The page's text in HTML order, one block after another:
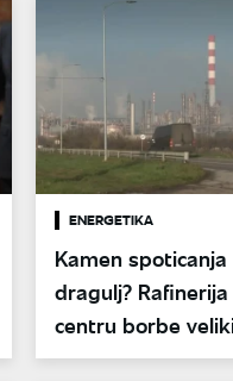
ENERGETIKA
Kamen
dragulj?
centru borbe